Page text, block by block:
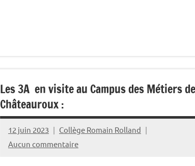
Les 3A en visite au Campus des Métiers de
Châteauroux :
12 juin 2023
Collège Romain Rolland
Aucun commentaire